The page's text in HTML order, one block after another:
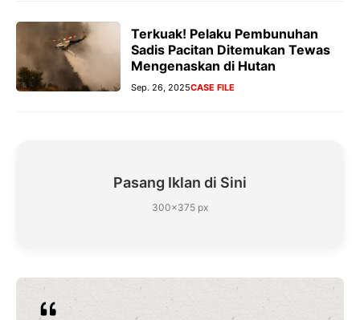
Terkuak! Pelaku Pembunuhan
Sadis Pacitan Ditemukan Tewas
Mengenaskan di Hutan
Sep. 26, 2025CASE FILE
Pasang Iklan di Sini
300×375 px